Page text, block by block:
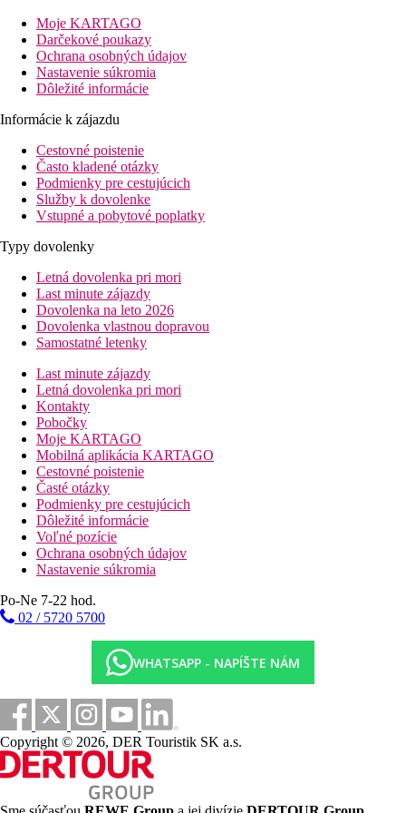
Vzdialenosť od hotela
vzdialenosť od pláže: priama
vzdialenosť od letiska: cca. 26 km
vzdialenosť od nákupných možností: cca. 500 m
Vybavenie izby
Izby
klimatizácia
telefón, SAT-TV
trezor na prenájom
malá chladnička
kúpeľňa (vaňa alebo sprchovací kút, fén, WC)
balkón alebo terasa
Izby za príplatok
jednolôžkové izby
rodinné izby so spojovacími dverami
Vybavenie hotela
sála s recepciou
bufetová reštaurácia
2 a'la carte reštaurácie (tuniská, medzinárodná)
bar
Maurská kaviareň
butik
kadernícky salón
diskotéka
bazén (ležadlá a slnečníky zdarma)
krytý bazén
bar pri bazéne
plážový bar
aqua bar
miniklub
detské ihrisko
piesočná pláž
lehátka a slnečníky za poplatok
Šport a zábava zadarmo
animačné programy
fitness miestnosť
tenisový kurt
stolný tenis
šípky
aerobik
Moje KARTAGO
Darčekové poukazy
Ochrana osobných údajov
Nastavenie súkromia
Dôležité informácie
Informácie k zájazdu
Cestovné poistenie
Často kladené otázky
Podmienky pre cestujúcich
Služby k dovolenke
Vstupné a pobytové poplatky
Typy dovolenky
Letná dovolenka pri mori
Last minute zájazdy
Dovolenka na leto 2026
Dovolenka vlastnou dopravou
Samostatné letenky
Last minute zájazdy
Letná dovolenka pri mori
Kontakty
Pobočky
Moje KARTAGO
Mobilná aplikácia KARTAGO
Cestovné poistenie
Časté otázky
Podmienky pre cestujúcich
Dôležité informácie
Voľné pozície
Ochrana osobných údajov
Nastavenie súkromia
Po-Ne 7-22 hod.
02 / 5720 5700
WHATSAPP - NAPÍŠTE NÁM
Copyright © 2026, DER Touristik SK a.s.